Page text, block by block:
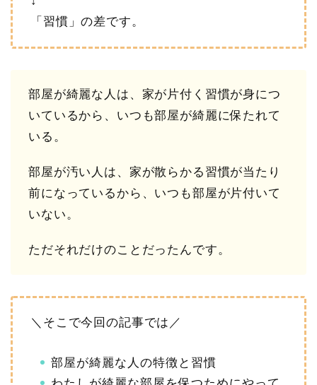
「習慣」の差です。
部屋が綺麗な人は、家が片付く習慣が身につ
いているから、いつも部屋が綺麗に保たれて
いる。
部屋が汚い人は、家が散らかる習慣が当たり
前になっているから、いつも部屋が片付いて
いない。
ただそれだけのことだったんです。
＼そこで今回の記事では／
部屋が綺麗な人の特徴と習慣